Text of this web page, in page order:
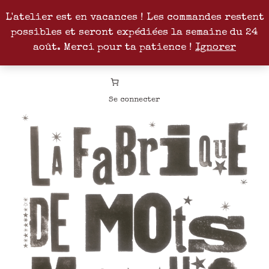
L'atelier est en vacances ! Les commandes restent
possibles et seront expédiées la semaine du 24
août. Merci pour ta patience ! Ignorer
InstagramPinterest Patreon
Se connecter